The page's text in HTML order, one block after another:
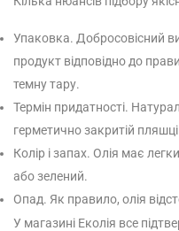
Упаковка. Добросовісний
продукт відповідно до
темну тару.
Термін придатності.
герметично закритій
Колір і запах. Олія має
або зелений.
Опад. Як правило, олія
У магазині Еколія все